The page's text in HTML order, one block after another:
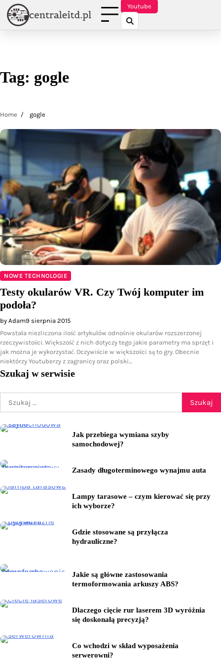
Skip
content
Youtube
Tag: gogle
Home gogle
NOWE TECHNOLOGIE
Testy okularów VR. Czy Twój komputer im
podoła?
by Adam9 sierpnia 2015
Powstała niezliczona ilość artykułów odnośnie okularów rozszerzonej
rzeczywistości. Większość z nich dotyczy tego jakie parametry ma sprzęt i
jak można je wykorzystać. Oczywiście w większości są to gry. Obecnie
niektórzy Youtuberzy z zagranicy oraz polski…
Szukaj w serwisie
Szukaj:
Jak przebiega wymiana szyby
samochodowej?
Zasady długoterminowego wynajmu auta
Lampy tarasowe – czym kierować się przy
ich wyborze?
Gdzie stosowane są przyłącza
hydrauliczne?
Jakie są główne zastosowania
termoformowania arkuszy ABS?
Dlaczego cięcie rur laserem 3D wyróżnia
się doskonałą precyzją?
Co wchodzi w skład wyposażenia
serwerowni?